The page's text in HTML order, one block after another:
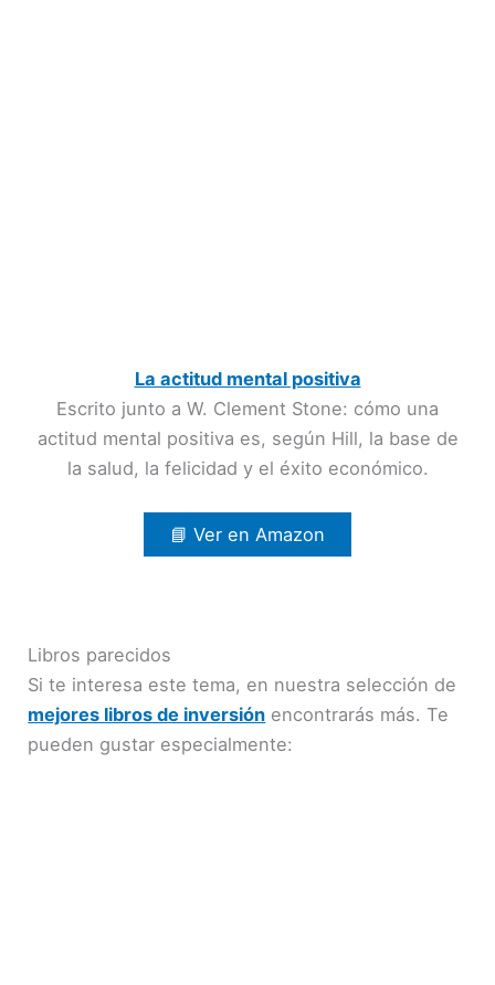
La actitud mental positiva
Escrito junto a W. Clement Stone: cómo una
actitud mental positiva es, según Hill, la base de
la salud, la felicidad y el éxito económico.
📘 Ver en Amazon
Libros parecidos
Si te interesa este tema, en nuestra selección de
mejores libros de inversión encontrarás más. Te
pueden gustar especialmente: